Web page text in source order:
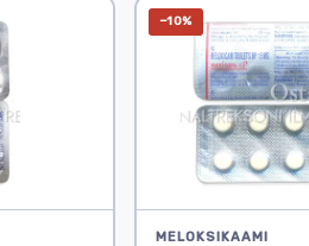
−10%
MELOKSIKAAMI